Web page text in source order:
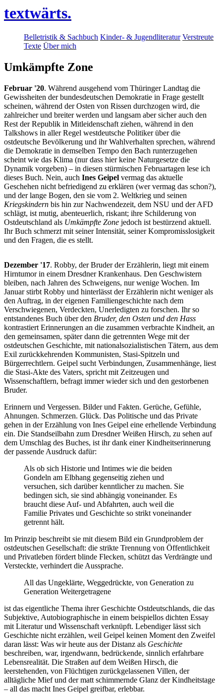
textwärts.
Belletristik & Sachbuch Kinder- & Jugendliteratur Verstreute
Texte Über mich
Umkämpfte Zone
Februar '20. Während ausgehend vom Thüringer Landtag die
Gewissheiten der bundesdeutschen Demokratie in Frage gestellt
scheinen, während der Osten von Rissen durchzogen wird, die
zahlreicher und breiter werden und langsam aber sicher auch den
Rest der Republik in Mitleidenschaft ziehen, während in den
Talkshows in aller Regel westdeutsche Politiker über die
ostdeutsche Bevölkerung und ihr Wahlverhalten sprechen, während
die Demokratie in demselben Tempo den Bach runterzugehen
scheint wie das Klima (nur dass hier keine Naturgesetze die
Dynamik vorgeben) – in diesen stürmischen Februartagen lese ich
dieses Buch. Nein, auch Ines Geipel vermag das aktuelle
Geschehen nicht befriedigend zu erklären (wer vermag das schon?),
und der lange Bogen, den sie vom 2. Weltkrieg und seinen
Kriegskindern bis hin zur Nachwendezeit, dem NSU und der AFD
schlägt, ist mutig, abenteuerlich, riskant; ihre Schilderung von
Ostdeutschland als Umkämpfte Zone jedoch ist bestürzend aktuell.
Ihr Buch schmerzt mit seiner Intensität, seiner Kompromisslosigkeit
und den Fragen, die es stellt.
Dezember '17. Robby, der Bruder der Erzählerin, liegt mit einem
Hirntumor in einem Dresdner Krankenhaus. Den Geschwistern
bleiben, nach Jahren des Schweigens, nur wenige Wochen. Im
Januar stirbt Robby und hinterlässt der Erzählerin nicht weniger als
den Auftrag, in der eigenen Familiengeschichte nach dem
Verschwiegenen, Verdeckten, Unerledigten zu forschen. Ihr so
entstandenes Buch über den Bruder, den Osten und den Hass
kontrastiert Erinnerungen an die zusammen verbrachte Kindheit, an
den gemeinsamen, später dann die getrennten Wege mit der
ostdeutschen Geschichte, mit nationalsozialistischen Tätern, aus dem
Exil zurückkehrenden Kommunisten, Stasi-Spitzeln und
Bürgerrechtlern. Geipel sucht Verbindungen, Zusammenhänge, liest
die Stasi-Akte des Vaters, spricht mit Zeitzeugen und
Wissenschaftlern, befragt immer wieder sich und den gestorbenen
Bruder.
Erinnern und Vergessen. Bilder und Fakten. Gerüche, Gefühle,
Ahnungen. Schmerzen. Glück. Das Politische und das Private
gehen in der Erzählung von Ines Geipel eine erhellende Verbindung
ein. Die Standseilbahn zum Dresdner Weißen Hirsch, zu sehen auf
dem Umschlag des Buches, ist ihr dank einer Kindheitserinnerung
der passende Ausdruck dafür:
Als ob sich Historie und Intimes wie die beiden
Gondeln am Elbhang gegenseitig ziehen und
versuchen, sich darüber kenntlicher zu machen. Sie
bedingen sich, sie sind abhängig voneinander. Es
braucht diese Auf- und Abfahrten, auch weil die
Familie Privates und Geschichte so strikt voneinander
getrennt hält.
Im Prinzip beschreibt sie mit diesem Bild ein Grundproblem der
ostdeutschen Gesellschaft: die strikte Trennung von Öffentlichkeit
und Privatleben fördert blinde Flecken, schützt das Verdrängte und
Versteckte, verhindert die Aussprache.
All das Ungeklärte, Weggedrückte, von Generation zu
Generation Weitergetragene
ist das eigentliche Thema ihrer Geschichte Ostdeutschlands, die das
Subjektive, Autobiographische in einem beispiellos dichten Essay
mit Literatur und Wissenschaft verknüpft. Lebendiger lässt sich
Geschichte nicht erzählen, weil Geipel keinen Moment den Zweifel
daran lässt: Was wir heute aus der Distanz als Geschichte
beschreiben, war, irgendwann, bedrückende, sinnlich erfahrbare
Lebensrealität. Die Straßen auf dem Weißen Hirsch, die
leerstehenden, von Flüchtigen zurückgelassenen Villen, der
alltägliche Mief und der matt schimmernde Glanz der Kindheitstage
– all das macht Ines Geipel greifbar, erlebbar.